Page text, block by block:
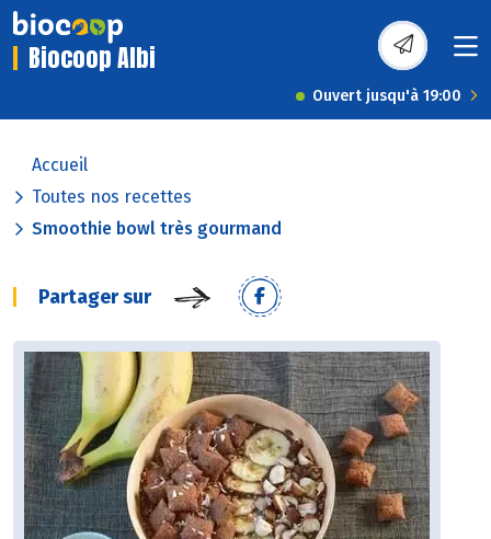
Biocoop Albi
Ouvert jusqu'à 19:00
Accueil
Toutes nos recettes
Smoothie bowl très gourmand
Partager sur